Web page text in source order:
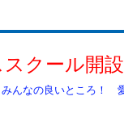
ール開設
，わたし